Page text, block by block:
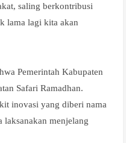
saling berkontribusi
lama lagi kita akan
Pemerintah Kabupaten
Safari Ramadhan.
inovasi yang diberi nama
laksanakan menjelang